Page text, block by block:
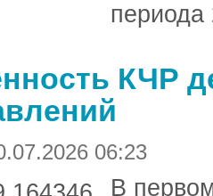
периода
КЧР
06:23
В